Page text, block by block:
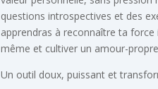
questions introspectives et des
apprendras à reconnaître ta
même et cultiver un amour-
Un outil doux, puissant et